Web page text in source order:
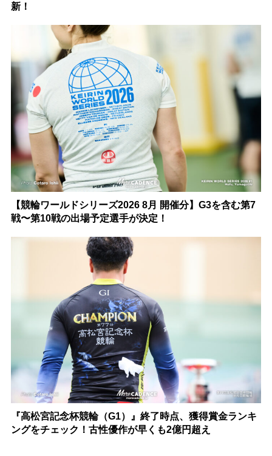
新！
【競輪ワールドシリーズ2026 8月 開催分】G3を含む第7
戦〜第10戦の出場予定選手が決定！
『高松宮記念杯競輪（G1）』終了時点、獲得賞金ランキ
ングをチェック！古性優作が早くも2億円超え